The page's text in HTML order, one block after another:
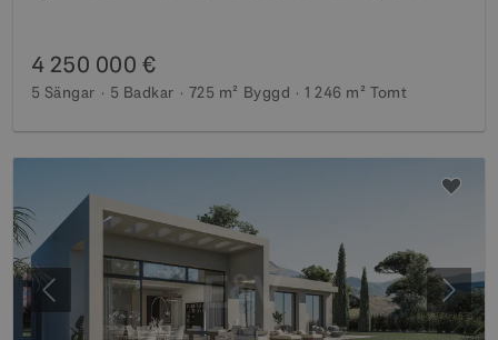
4 250 000 €
5 Sängar 5 Badkar 725 m² Byggd 1 246 m² Tomt
Föregående Nästa